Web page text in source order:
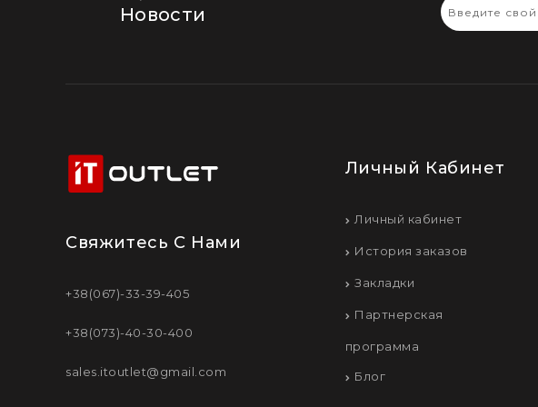
Новости
Свяжитесь С Нами
+38(067)-33-39-405
+38(073)-40-30-400
sales.itoutlet@gmail.com
Личный Кабинет
Личный кабинет
История заказов
Закладки
Партнерская
программа
Блог